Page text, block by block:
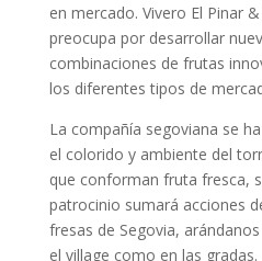
en mercado. Vivero El Pinar
preocupa por desarrollar
combinaciones de frutas
los diferentes tipos de
La compañía segoviana se
el colorido y ambiente del
que conforman fruta fresca,
patrocinio sumará acciones
fresas de Segovia,
el village como en las